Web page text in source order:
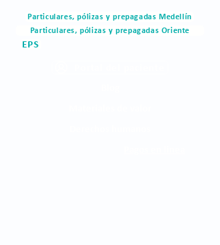
Particulares, pólizas y prepagadas Medellín
Particulares, pólizas y prepagadas Oriente
EPS